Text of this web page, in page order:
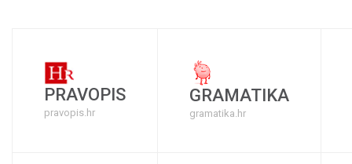
PRAVOPIS
pravopis.hr
GRAMATIKA
gramatika.hr